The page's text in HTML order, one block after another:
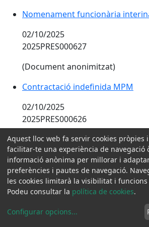
Nomenament funcionària
02/10/2025
2025PRES000627
(Document anonimitzat)
Contractació indefinida MPM
02/10/2025
2025PRES000626
(Document anonimitzat)
Revocació parcial subvenció
01/10/2025
2025PRES000625
(Document anonimitzat)
Aquest lloc web fa servir cookies pròpies
facilitar-te una experiència de navegació
informació anònima per millorar i
preferències i pautes de navegació.
les cookies limitarà la visibilitat i
Podeu consultar la política de cookies.
Configurar opcions...